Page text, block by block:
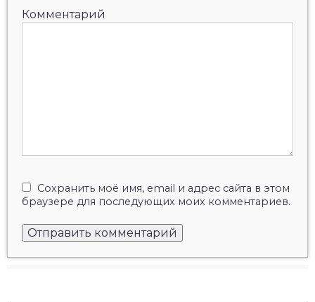
Комментарий
Сохранить моё имя, email и адрес сайта в этом
браузере для последующих моих комментариев.